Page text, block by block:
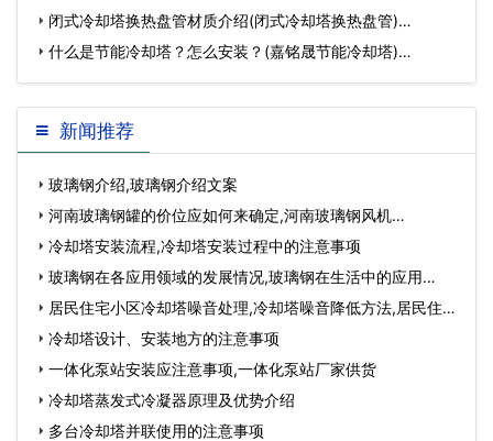
Tower Noise …
闭式冷却塔换热盘管材质介绍(闭式冷却塔换热盘管)…
什么是节能冷却塔？怎么安装？(嘉铭晟节能冷却塔)…
新闻推荐
玻璃钢介绍,玻璃钢介绍文案
河南玻璃钢罐的价位应如何来确定,河南玻璃钢风机…
冷却塔安装流程,冷却塔安装过程中的注意事项
玻璃钢在各应用领域的发展情况,玻璃钢在生活中的应用…
居民住宅小区冷却塔噪音处理,冷却塔噪音降低方法,居民住宅
小区装修时…
冷却塔设计、安装地方的注意事项
一体化泵站安装应注意事项,一体化泵站厂家供货
冷却塔蒸发式冷凝器原理及优势介绍
多台冷却塔并联使用的注意事项